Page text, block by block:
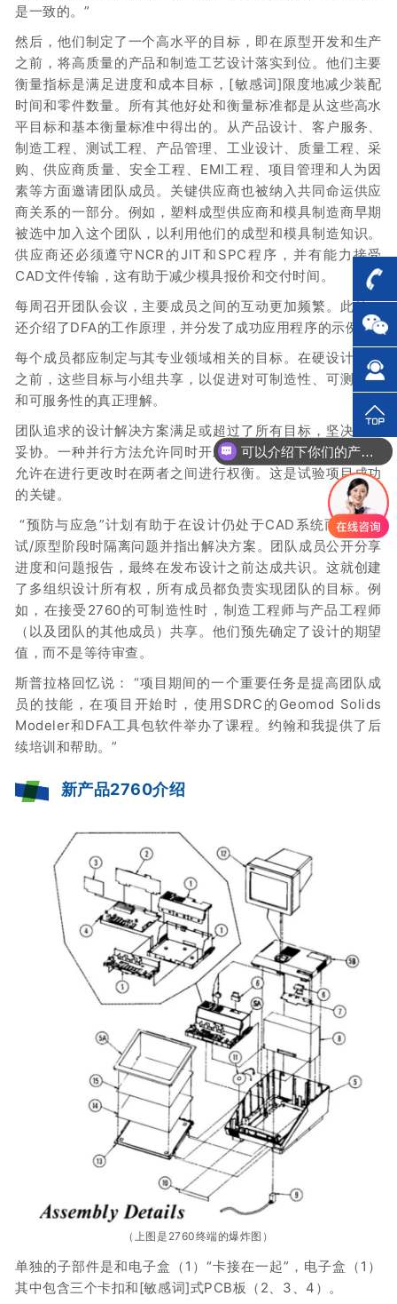
是一致的。”
然后，他们制定了一个高水平的目标，即在原型开发和生产
之前，将高质量的产品和制造工艺设计落实到位。他们主要
衡量指标是满足进度和成本目标，[敏感词]限度地减少装配
时间和零件数量。所有其他好处和衡量标准都是从这些高水
平目标和基本衡量标准中得出的。从产品设计、客户服务、
制造工程、测试工程、产品管理、工业设计、质量工程、采
购、供应商质量、安全工程、EMI工程、项目管理和人为因
素等方面邀请团队成员。关键供应商也被纳入共同命运供应
商关系的一部分。例如，塑料成型供应商和模具制造商早期
被选中加入这个团队，以利用他们的成型和模具制造知识。
供应商还必须遵守NCR的JIT和SPC程序，并有能力接受
CAD文件传输，这有助于减少模具报价和交付时间。
每周召开团队会议，主要成员之间的互动更加频繁。此外，
还介绍了DFA的工作原理，并分发了成功应用程序的示例。
每个成员都应制定与其专业领域相关的目标。在硬设计开始
之前，这些目标与小组共享，以促进对可制造性、可测试性
和可服务性的真正理解。
团队追求的设计解决方案满足或超过了所有目标，坚决抵制
妥协。一种并行方法允许同时开发产品设计和制造过程，这
允许在进行更改时在两者之间进行权衡。这是试验项目成功
的关键。
“预防与应急”计划有助于在设计仍处于CAD系统而不是测
试/原型阶段时隔离问题并指出解决方案。团队成员公开分享
进度和问题报告，最终在发布设计之前达成共识。这就创建
了多组织设计所有权，所有成员都负责实现团队的目标。例
如，在接受2760的可制造性时，制造工程师与产品工程师
（以及团队的其他成员）共享。他们预先确定了设计的期望
值，而不是等待审查。
斯普拉格回忆说：
“项目期间的一个重要任务是提高团队成
员的技能，在项目开始时，使用SDRC的Geomod Solids
Modeler和DFA工具包软件举办了课程。约翰和我提供了后
续培训和帮助。”
新产品2760介绍
（上图是2760终端的爆炸图）
单独的子部件是和电子盒（1）“卡接在一起”，电子盒（1）
其中包含三个卡扣和[敏感词]式PCB板（2、3、4）。
可以介绍下你们的产品么？